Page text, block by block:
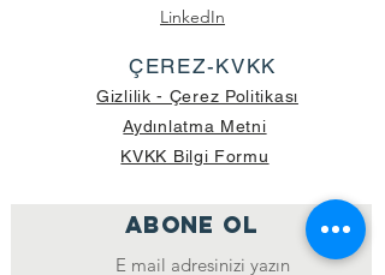
LinkedIn
ÇEREZ-KVKK
Gizlilik - Çerez Politikası
Aydınlatma Metni
KVKK Bilgi Formu
ABONE OL